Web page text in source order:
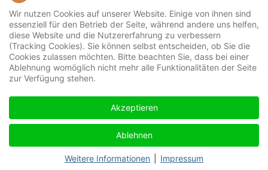
Wir nutzen Cookies auf unserer Website. Einige von ihnen sind
essenziell für den Betrieb der Seite, während andere uns helfen,
diese Website und die Nutzererfahrung zu verbessern
(Tracking Cookies). Sie können selbst entscheiden, ob Sie die
Cookies zulassen möchten. Bitte beachten Sie, dass bei einer
Ablehnung womöglich nicht mehr alle Funktionalitäten der Seite
zur Verfügung stehen.
Akzeptieren
Ablehnen
Weitere Informationen Impressum